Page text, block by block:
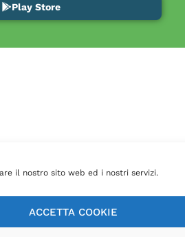
il nostro sito web ed i nostri servizi.
ACCETTA COOKIE
Play Store